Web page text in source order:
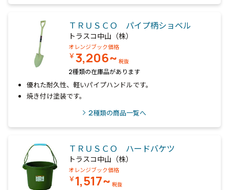
ＴＲＵＳＣＯ パイプ柄ショベル
トラスコ中山（株）
オレンジブック価格
￥3,206~ 税抜
2種類の在庫品があります
優れた耐久性、軽いパイプハンドルです。
焼き付け塗装です。
2種類の商品一覧へ
ＴＲＵＳＣＯ ハードバケツ
トラスコ中山（株）
オレンジブック価格
￥1,517~ 税抜